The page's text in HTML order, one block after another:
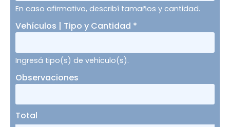
En caso afirmativo, describí tamaños y cantidad.
Vehículos | Tipo y Cantidad *
Ingresá tipo(s) de vehiculo(s).
Observaciones
Total